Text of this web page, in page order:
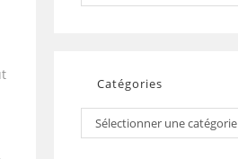
Catégories
Sélectionner une catégorie